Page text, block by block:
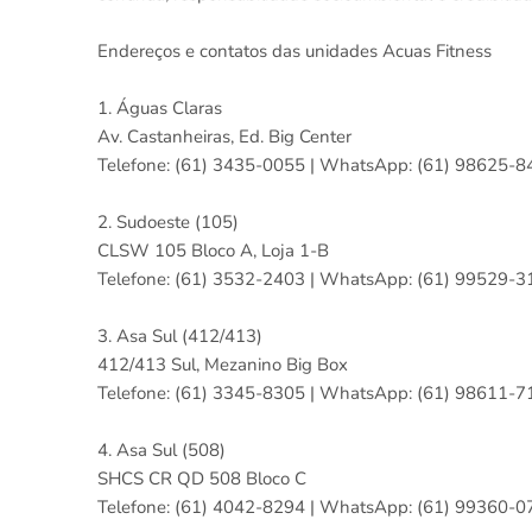
Endereços e contatos das unidades Acuas Fitness
1. Águas Claras
Av. Castanheiras, Ed. Big Center
Telefone: (61) 3435-0055 | WhatsApp: (61) 98625-
2. Sudoeste (105)
CLSW 105 Bloco A, Loja 1-B
Telefone: (61) 3532-2403 | WhatsApp: (61) 99529-
3. Asa Sul (412/413)
412/413 Sul, Mezanino Big Box
Telefone: (61) 3345-8305 | WhatsApp: (61) 98611-
4. Asa Sul (508)
SHCS CR QD 508 Bloco C
Telefone: (61) 4042-8294 | WhatsApp: (61) 99360-